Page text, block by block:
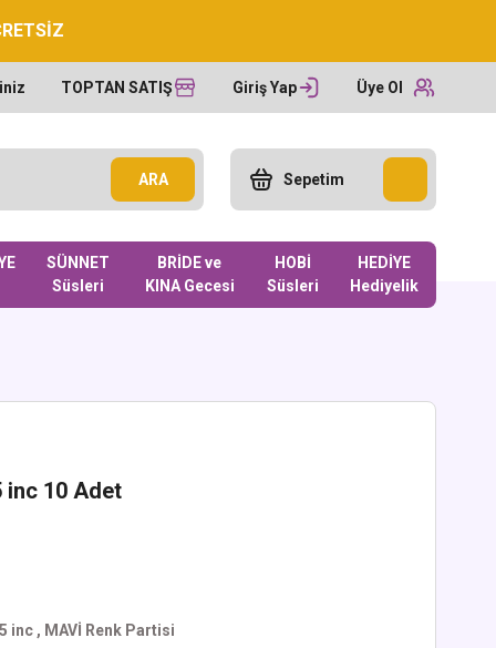
TOPTAN SATIŞ Giriş Yap Üye Ol
ARA Sepetim
SÜNNET
Süsleri
BRİDE ve
KINA Gecesi
HOBİ
Süsleri
HEDİYE
Hediyelik
inc 10 Adet
inc , MAVİ Renk Partisi